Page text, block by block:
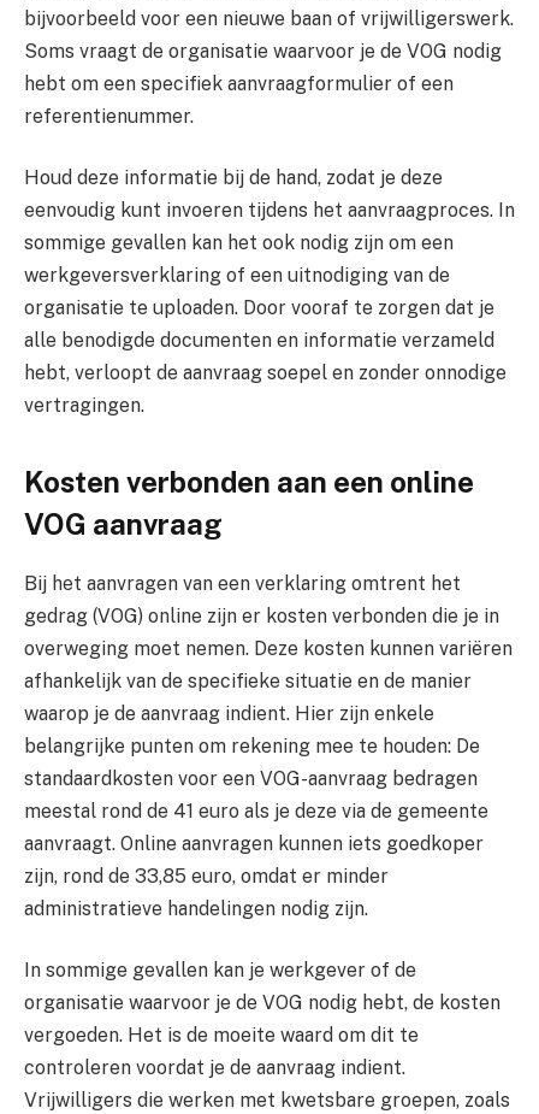
bijvoorbeeld voor een nieuwe baan of vrijwilligerswerk.
Soms vraagt de organisatie waarvoor je de VOG nodig
hebt om een specifiek aanvraagformulier of een
referentienummer.
Houd deze informatie bij de hand, zodat je deze
eenvoudig kunt invoeren tijdens het aanvraagproces. In
sommige gevallen kan het ook nodig zijn om een
werkgeversverklaring of een uitnodiging van de
organisatie te uploaden. Door vooraf te zorgen dat je
alle benodigde documenten en informatie verzameld
hebt, verloopt de aanvraag soepel en zonder onnodige
vertragingen.
Kosten verbonden aan een online
VOG aanvraag
Bij het aanvragen van een verklaring omtrent het
gedrag (VOG) online zijn er kosten verbonden die je in
overweging moet nemen. Deze kosten kunnen variëren
afhankelijk van de specifieke situatie en de manier
waarop je de aanvraag indient. Hier zijn enkele
belangrijke punten om rekening mee te houden: De
standaardkosten voor een VOG-aanvraag bedragen
meestal rond de 41 euro als je deze via de gemeente
aanvraagt. Online aanvragen kunnen iets goedkoper
zijn, rond de 33,85 euro, omdat er minder
administratieve handelingen nodig zijn.
In sommige gevallen kan je werkgever of de
organisatie waarvoor je de VOG nodig hebt, de kosten
vergoeden. Het is de moeite waard om dit te
controleren voordat je de aanvraag indient.
Vrijwilligers die werken met kwetsbare groepen, zoals